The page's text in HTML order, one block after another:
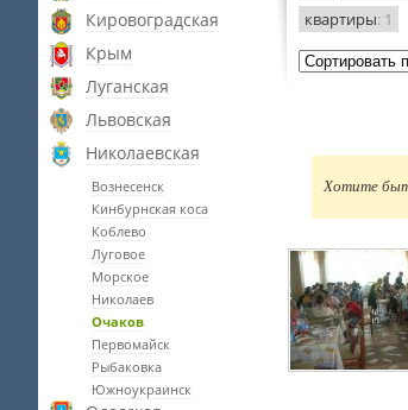
Кировоградская
Крым
Луганская
Львовская
Николаевская
Вознесенск
Кинбурнская коса
Коблево
Луговое
Морское
Николаев
Очаков
Первомайск
Рыбаковка
Южноукраинск
квартиры: 1
Хотите